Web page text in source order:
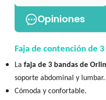
Opiniones
Faja de contención de
La faja de 3 bandas de
soporte abdominal y lumbar.
Cómoda y confortable.